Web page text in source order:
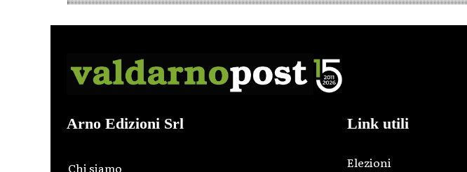
Arno Edizioni Srl
Chi siamo
Link utili
Elezioni